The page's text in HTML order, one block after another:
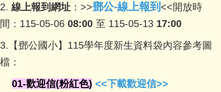
2. 線上報到網址 ：>>鄧公-線上報到 <<開放時
間：115-05-06 08:00 至 115-05-13 17:00
3.【鄧公國小】115學年度新生資料袋內容參考圖
檔：
01-歡迎信(粉紅色) <<下載歡迎信>>